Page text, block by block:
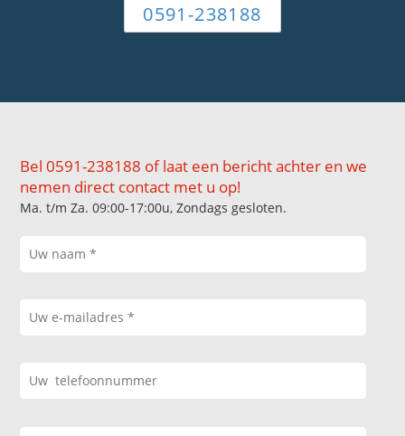
0591-238188
Bel 0591-238188 of laat een bericht achter en we
nemen direct contact met u op!
Ma. t/m Za. 09:00-17:00u, Zondags gesloten.